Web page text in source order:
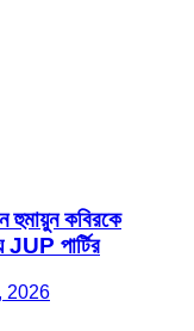
হুমায়ুন কবিরকে
JUP পার্টির
2026